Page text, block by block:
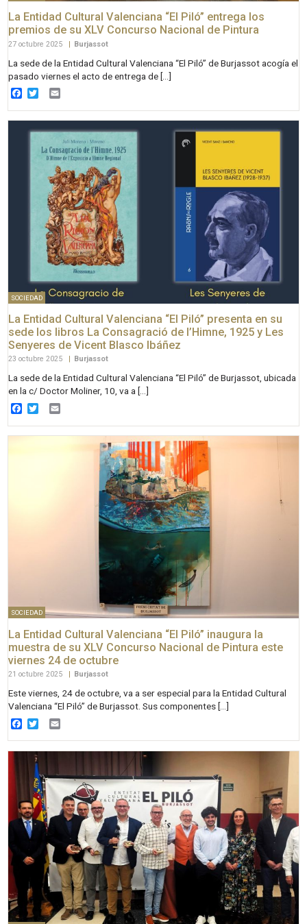
La Entidad Cultural Valenciana “El Piló” entrega los
premios de su XLV Concurso Nacional de Pintura
27 octubre 2025 | Burjassot
La sede de la Entidad Cultural Valenciana “El Piló” de Burjassot acogía el
pasado viernes el acto de entrega de […]
Facebook
Twitter
SOCIEDAD
La Entidad Cultural Valenciana “El Piló” presenta en su
sede los libros La Consagració de l’Himne, 1925 y Les
Senyeres de Vicent Blasco Ibáñez
23 octubre 2025 Burjassot
La sede de la Entidad Cultural Valenciana “El Piló” de Burjassot, ubicada
en la c/ Doctor Moliner, 10, va a […]
Facebook
Twitter
SOCIEDAD
La Entidad Cultural Valenciana “El Piló” inaugura la
muestra de su XLV Concurso Nacional de Pintura este
viernes 24 de octubre
21 octubre 2025 | Burjassot
Este viernes, 24 de octubre, va a ser especial para la Entidad Cultural
Valenciana “El Piló” de Burjassot. Sus componentes […]
Facebook
Twitter